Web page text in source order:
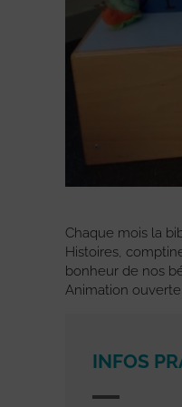
Chaque mois la
Histoires,
bonheur de nos
Animation
INFOS